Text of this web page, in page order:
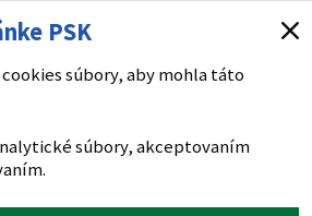
PSK
súbory, aby mohla táto
súbory, akceptovaním